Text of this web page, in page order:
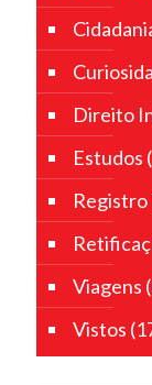
Direito
Estudos
Registro
Viagens
Vistos